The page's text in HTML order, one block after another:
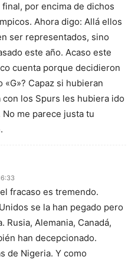
por encima de dichos
Ahora digo: Allá ellos
ser representados, sino
este año. Acaso este
cuenta porque decidieron
Capaz si hubieran
con los Spurs les hubiera ido
me parece justa tu
fracaso es tremendo.
se la han pegado pero
Rusia, Alemania, Canadá,
han decepcionado.
de Nigeria. Y como